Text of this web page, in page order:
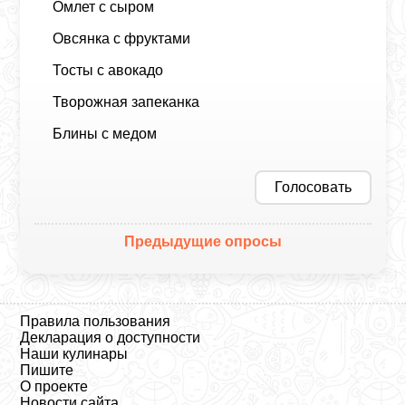
Омлет с сыром
Овсянка с фруктами
Тосты с авокадо
Творожная запеканка
Блины с медом
Голосовать
Предыдущие опросы
Правила пользования
Декларация о доступности
Наши кулинары
Пишите
О проекте